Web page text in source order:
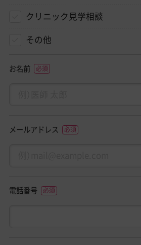
クリニック見学相談
その他
お名前
メールアドレス
電話番号